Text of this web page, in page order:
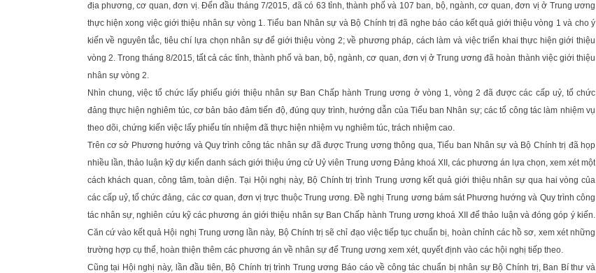
địa phương, cơ quan, đơn vị. Đến đầu tháng 7/2015, đã có 63 tỉnh, thành phố và 107 ban, bộ, ngành, cơ quan, đơn vị ở Trung ương
thực hiện xong việc giới thiệu nhân sự vòng 1. Tiểu ban Nhân sự và Bộ Chính trị đã nghe báo cáo kết quả giới thiệu vòng 1 và cho ý
kiến về nguyên tắc, tiêu chí lựa chọn nhân sự để giới thiệu vòng 2; về phương pháp, cách làm và việc triển khai thực hiện giới thiệu
vòng 2. Trong tháng 8/2015, tất cả các tỉnh, thành phố và ban, bộ, ngành, cơ quan, đơn vị ở Trung ương đã hoàn thành việc giới thiệu
nhân sự vòng 2.
Nhìn chung, việc tổ chức lấy phiếu giới thiệu nhân sự Ban Chấp hành Trung ương ở vòng 1, vòng 2 đã được các cấp uỷ, tổ chức
đảng thực hiện nghiêm túc, cơ bản bảo đảm tiến độ, đúng quy trình, hướng dẫn của Tiểu ban Nhân sự; các tổ công tác làm nhiệm vụ
theo dõi, chứng kiến việc lấy phiếu tín nhiệm đã thực hiện nhiệm vụ nghiêm túc, trách nhiệm cao.
Trên cơ sở Phương hướng và Quy trình công tác nhân sự đã được Trung ương thông qua, Tiểu ban Nhân sự và Bộ Chính trị đã họp
nhiều lần, thảo luận kỹ dự kiến danh sách giới thiệu ứng cử Uỷ viên Trung ương Đảng khoá XII, các phương án lựa chọn, xem xét một
cách khách quan, công tâm, toàn diện. Tại Hội nghị này, Bộ Chính trị trình Trung ương kết quả giới thiệu nhân sự qua hai vòng của
các cấp uỷ, tổ chức đảng, các cơ quan, đơn vị trực thuộc Trung ương. Đề nghị Trung ương bám sát Phương hướng và Quy trình công
tác nhân sự, nghiên cứu kỹ các phương án giới thiệu nhân sự Ban Chấp hành Trung ương khoá XII để thảo luận và đóng góp ý kiến.
Căn cứ vào kết quả Hội nghị Trung ương lần này, Bộ Chính trị sẽ chỉ đạo việc tiếp tục chuẩn bị, hoàn chỉnh các hồ sơ, xem xét những
trường hợp cụ thể, hoàn thiện thêm các phương án về nhân sự để Trung ương xem xét, quyết định vào các hội nghị tiếp theo.
Cũng tại Hội nghị này, lần đầu tiên, Bộ Chính trị trình Trung ương Báo cáo về công tác chuẩn bị nhân sự Bộ Chính trị, Ban Bí thư và